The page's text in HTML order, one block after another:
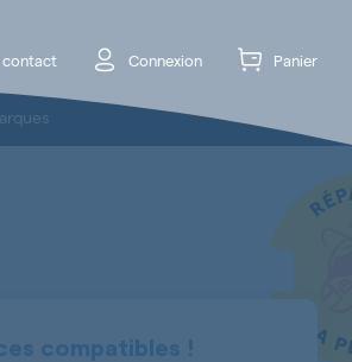
Connexion Panier
compatibles !